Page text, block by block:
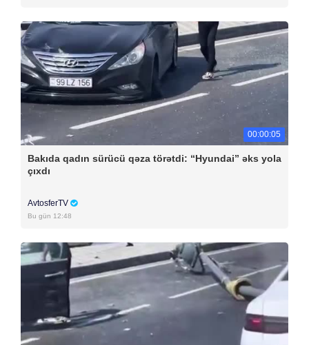
00:00:05
Bakıda qadın sürücü qəza törətdi: “Hyundai” əks yola
çıxdı
AvtosferTV
Bu gün 12:48